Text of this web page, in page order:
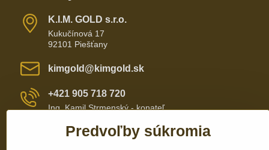
K​​.I​​.M​​. GOLD s​​.r​​.o​​.
Kukučínová 17
92101 Piešťany
kimgold​@kimgold​.sk
+421 905 718 720
Ing. Kamil Strmenský - konateľ
+421 905 657 700
Predvoľby súkromia